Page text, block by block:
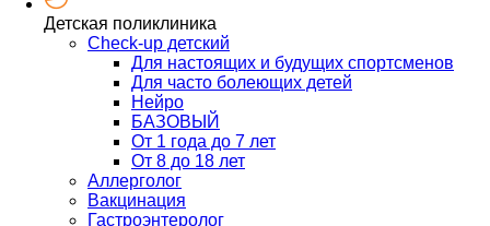
Детская поликлиника
Check-up детский
Для настоящих и будущих спортсменов
Для часто болеющих детей
Нейро
БАЗОВЫЙ
От 1 года до 7 лет
От 8 до 18 лет
Аллерголог
Вакцинация
Гастроэнтеролог